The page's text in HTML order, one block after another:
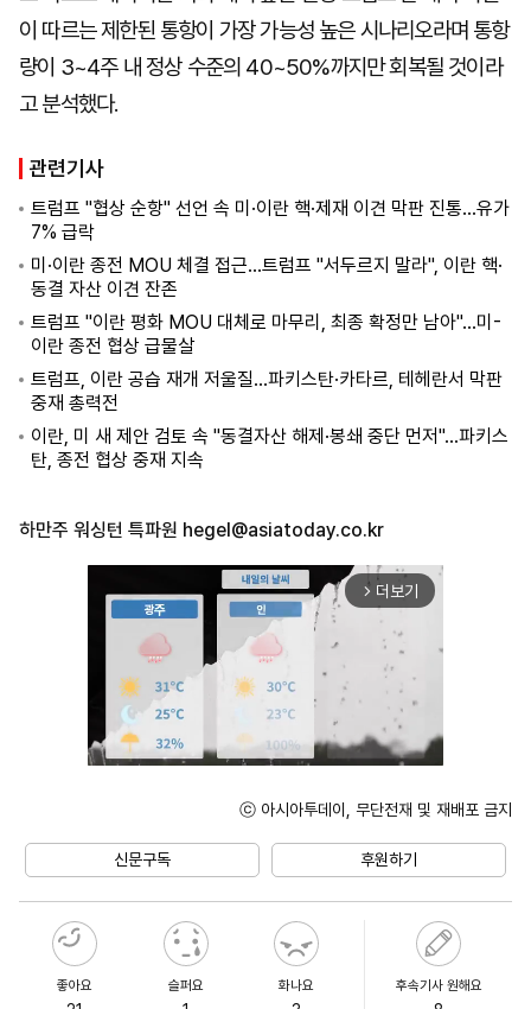
이 따르는 제한된 통항이 가장 가능성 높은 시나리오라며 통항
량이 3~4주 내 정상 수준의 40~50%까지만 회복될 것이라
고 분석했다.
관련기사
트럼프 "협상 순항" 선언 속 미·이란 핵·제재 이견 막판 진통…유가
7% 급락
미·이란 종전 MOU 체결 접근…트럼프 "서두르지 말라", 이란 핵·
동결 자산 이견 잔존
트럼프 "이란 평화 MOU 대체로 마무리, 최종 확정만 남아"…미-
이란 종전 협상 급물살
트럼프, 이란 공습 재개 저울질…파키스탄·카타르, 테헤란서 막판
중재 총력전
이란, 미 새 제안 검토 속 "동결자산 해제·봉쇄 중단 먼저"…파키스
탄, 종전 협상 중재 지속
하만주 워싱턴 특파원 hegel@asiatoday.co.kr
arrow_forward_ios 더보기
ⓒ 아시아투데이, 무단전재 및 재배포 금지
신문구독 후원하기
좋아요 슬퍼요 화나요 후속기사 원해요